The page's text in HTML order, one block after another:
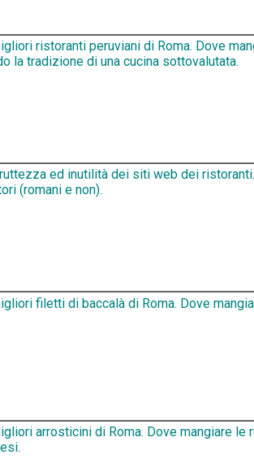
ristoranti peruviani di Roma. Dove
la tradizione di una cucina sottovalutata.
ed inutilità dei siti web dei
(romani e non).
filetti di baccalà di Roma. Dove
arrosticini di Roma. Dove mangiare le